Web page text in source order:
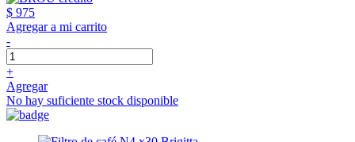
$ 975
Agregar a mi carrito
-
+
Agregar
No hay suficiente stock disponible